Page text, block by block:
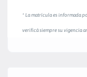
* La matrícula es informada
verificá siempre su vigencia